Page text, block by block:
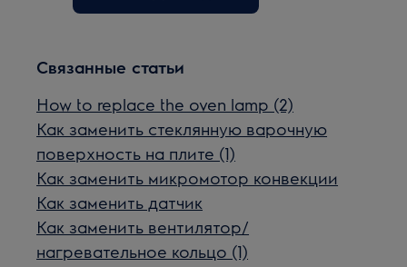
Связанные статьи
How to replace the oven lamp (2)
Как заменить стеклянную варочную
поверхность на плите (1)
Как заменить микромотор конвекции
Как заменить датчик
Как заменить вентилятор/
нагревательное кольцо (1)